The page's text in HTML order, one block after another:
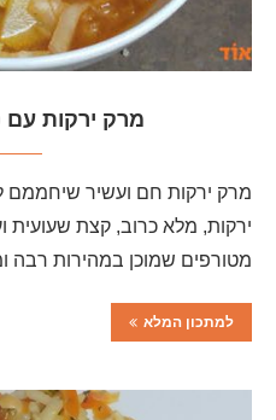
מרק ירקות עם
מרק ירקות חם ועשיר
ירקות, מלא כרוב, קצת שעועית
מטורפים שמוכן במהירות רבה
למתכון המלא